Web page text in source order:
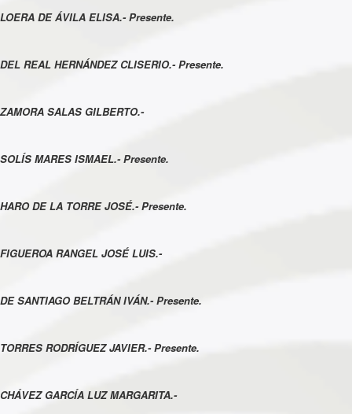
LOERA DE ÁVILA ELISA.- Presente.
DEL REAL HERNÁNDEZ CLISERIO.- Presente.
ZAMORA SALAS GILBERTO.-
SOLÍS MARES ISMAEL.- Presente.
HARO DE LA TORRE JOSÉ.- Presente.
FIGUEROA RANGEL JOSÉ LUIS.-
DE SANTIAGO BELTRÁN IVÁN.- Presente.
TORRES RODRÍGUEZ JAVIER.- Presente.
CHÁVEZ GARCÍA LUZ MARGARITA.-